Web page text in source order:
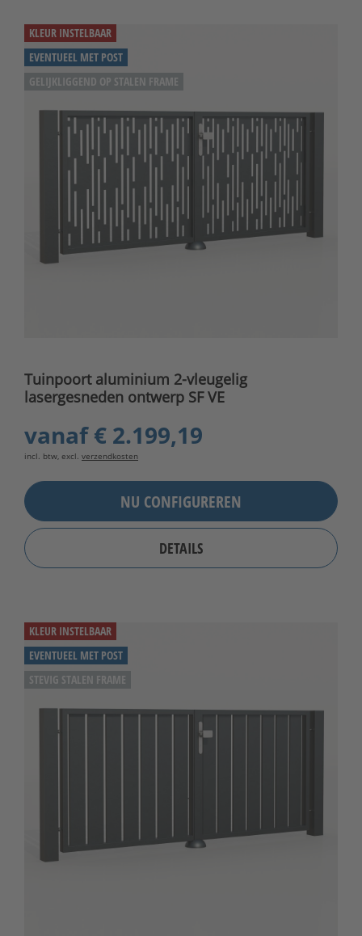
KLEUR INSTELBAAR
EVENTUEEL MET POST
GELIJKLIGGEND OP STALEN FRAME
Tuinpoort aluminium 2-vleugelig
lasergesneden ontwerp SF VE
vanaf€ 2.199,19
incl. btw, excl. verzendkosten
NU CONFIGUREREN
DETAILS
KLEUR INSTELBAAR
EVENTUEEL MET POST
STEVIG STALEN FRAME